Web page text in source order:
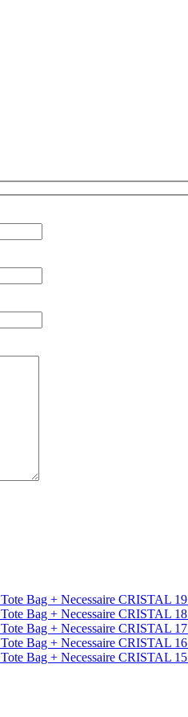
Tote Bag + Necessaire CRISTAL 19
Tote Bag + Necessaire CRISTAL 18
Tote Bag + Necessaire CRISTAL 17
Tote Bag + Necessaire CRISTAL 16
Tote Bag + Necessaire CRISTAL 15